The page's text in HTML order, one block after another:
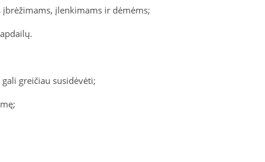
įlenkimams ir dėmėms;
greičiau susidėvėti;